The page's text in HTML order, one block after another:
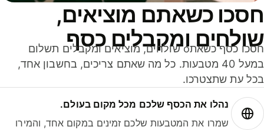
כשאתם מוציאים,
ומקבלים כסף
חסכו כסף כשאתo שולחים, מוציאים ומקבלים תשלום
במעל 40 מטבעות. כל מה שאתם צריכים, בחשבון אחד,
עת שתצטרכו.
נהלו את הכסף שלכם מכל מקום בעולם.
שמרו את המטבעות שלכם זמינים במקום אחד, והמירו